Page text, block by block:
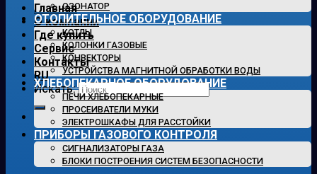
Главная
О компании
Где купить
Сервис
Контакты
RU
Искать:
ОЗОНАТОР
ОТОПИТЕЛЬНОЕ ОБОРУДОВАНИЕ
КОТЛЫ
КОЛОНКИ ГАЗОВЫЕ
КОНВЕКТОРЫ
УСТРОЙСТВА МАГНИТНОЙ ОБРАБОТКИ ВОДЫ
ХЛЕБОПЕКАРНОЕ ОБОРУДОВАНИЕ
ПЕЧИ ХЛЕБОПЕКАРНЫЕ
ПРОСЕИВАТЕЛИ МУКИ
ЭЛЕКТРОШКАФЫ ДЛЯ РАССТОЙКИ
ПРИБОРЫ ГАЗОВОГО КОНТРОЛЯ
СИГНАЛИЗАТОРЫ ГАЗА
БЛОКИ ПОСТРОЕНИЯ СИСТЕМ БЕЗОПАСНОСТИ